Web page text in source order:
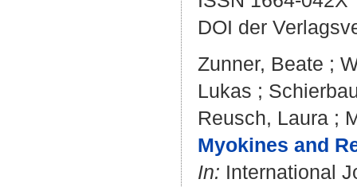
DOI der
Zunner, Beate ;
Lukas ;
Reusch, Laura ;
Myokines and
In: International